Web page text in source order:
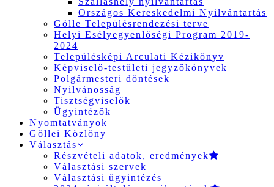
Országos Kereskedelmi Nyilvántartás
Gölle Településrendezési terve
Helyi Esélyegyenlőségi Program 2019-
2024
Településképi Arculati Kézikönyv
Képviselő-testületi jegyzőkönyvek
Polgármesteri döntések
Nyilvánosság
Tisztségviselők
Ügyintézők
Nyomtatványok
Göllei Közlöny
Választás
Részvételi adatok, eredmények
Választási szervek
Választási ügyintézés